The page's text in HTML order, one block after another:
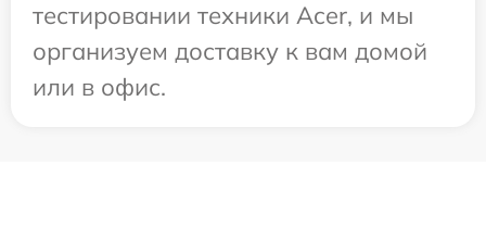
тестировании техники Acer, и мы
организуем доставку к вам домой
или в офис.